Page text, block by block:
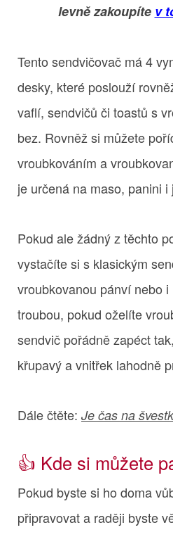
levně zakoupíte v
Tento sendvičovač má 4
desky, které poslouží
vaflí, sendvičů či toastů s
bez. Rovněž si můžete
vroubkováním a
je určená na maso, panini i
Pokud ale žádný z těchto
vystačíte si s klasickým
vroubkovanou pánví nebo
troubou, pokud oželíte
sendvič pořádně zapéct
křupavý a vnitřek lahodně
Dále čtěte: Je čas na
👍 Kde si můžete
Pokud byste si ho doma
připravovat a raději byste